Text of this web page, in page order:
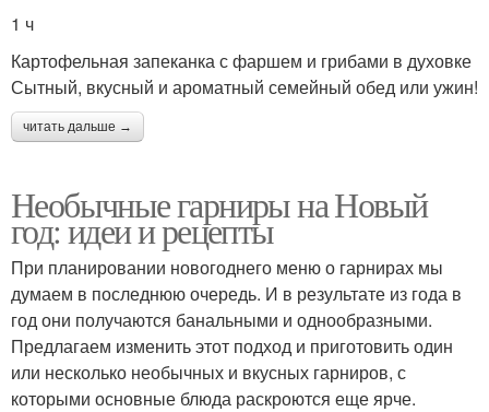
1 ч
Картофельная запеканка с фаршем и грибами в духовке
Сытный, вкусный и ароматный семейный обед или ужин!
читать дальше →
Необычные гарниры на Новый
год: идеи и рецепты
При планировании новогоднего меню о гарнирах мы
думаем в последнюю очередь. И в результате из года в
год они получаются банальными и однообразными.
Предлагаем изменить этот подход и приготовить один
или несколько необычных и вкусных гарниров, с
которыми основные блюда раскроются еще ярче.